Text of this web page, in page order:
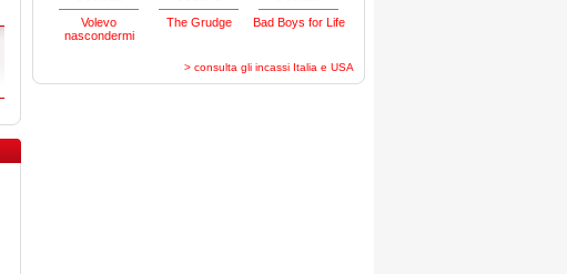
Volevo
nascondermi
The Grudge
Bad Boys for Life
> consulta gli incassi Italia e USA